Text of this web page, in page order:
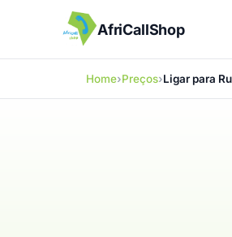
AfriCallShop
Home Preços Ligar para